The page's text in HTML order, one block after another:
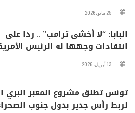
25 مايو، 2026
البابا: “لا أخشى ترامب” .. ردا على
انتقادات وجهها له الرئيس
13 أبريل، 2026
تونس تطلق مشروع المعبر البري
لربط رأس جدير بدول جنوب